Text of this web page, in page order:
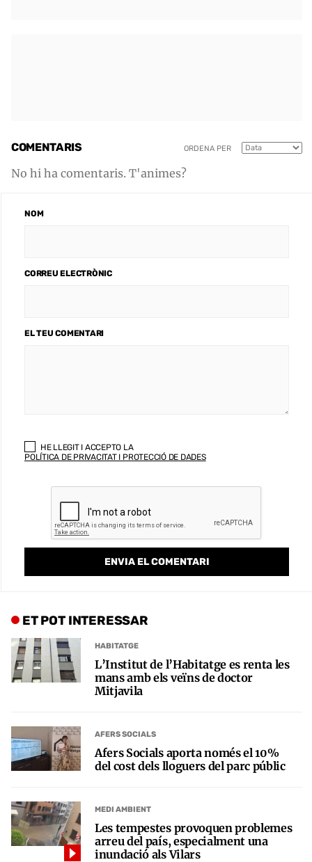
COMENTARIS ORDENA PER
No hi ha comentaris. T'animes?
NOM
CORREU ELECTRÒNIC
EL TEU COMENTARI
HE LLEGIT I ACCEPTO LA
POLÍTICA DE PRIVACITAT I PROTECCIÓ DE DADES
ET POT INTERESSAR
HABITATGE
L’Institut de l’Habitatge es renta les
mans amb els veïns de doctor
Mitjavila
AFERS SOCIALS
Afers Socials aporta només el 10%
del cost dels lloguers del parc públic
MEDI AMBIENT
Les tempestes provoquen problemes
arreu del país, especialment una
inundació als Vilars